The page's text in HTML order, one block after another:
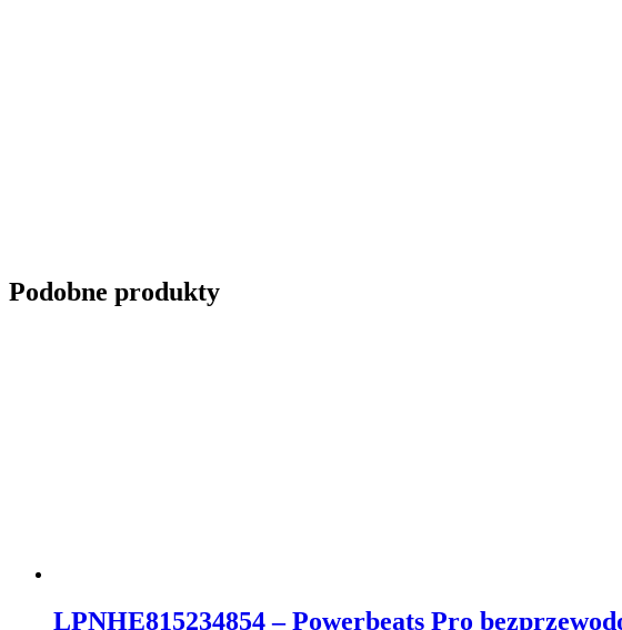
Podobne produkty
LPNHE815234854 – Powerbeats Pro